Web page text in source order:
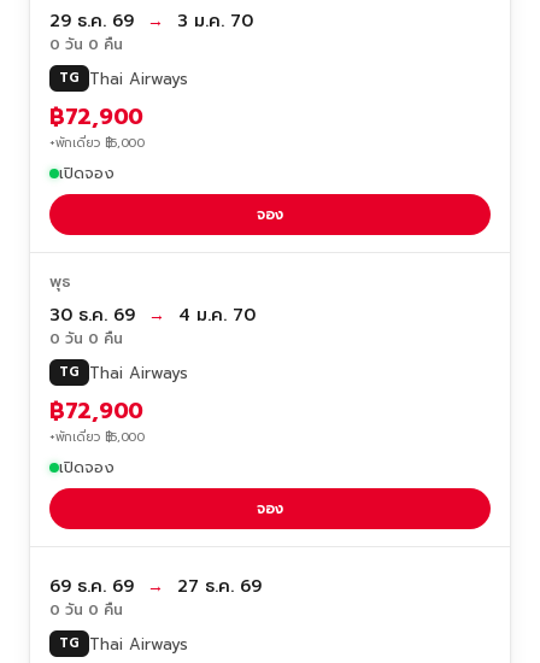
29 ธ.ค. 69 → 3 ม.ค. 70
0 วัน 0 คืน
TG Thai Airways
฿72,900
+พักเดี่ยว ฿5,000
เปิดจอง
จอง
พุธ
30 ธ.ค. 69 → 4 ม.ค. 70
0 วัน 0 คืน
TG Thai Airways
฿72,900
+พักเดี่ยว ฿5,000
เปิดจอง
จอง
69 ธ.ค. 69 → 27 ธ.ค. 69
0 วัน 0 คืน
TG Thai Airways